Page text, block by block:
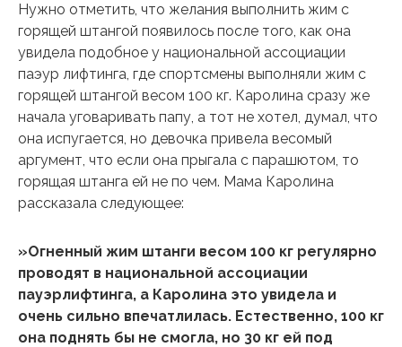
Нужно отметить, что желания выполнить жим с
горящей штангой появилось после того, как она
увидела подобное у национальной ассоциации
паэур лифтинга, где спортсмены выполняли жим с
горящей штангой весом 100 кг. Каролина сразу же
начала уговаривать папу, а тот не хотел, думал, что
она испугается, но девочка привела весомый
аргумент, что если она прыгала с парашютом, то
горящая штанга ей не по чем. Мама Каролина
рассказала следующее:
»Огненный жим штанги весом 100 кг регулярно
проводят в национальной ассоциации
пауэрлифтинга, а Каролина это увидела и
очень сильно впечатлилась. Естественно, 100 кг
она поднять бы не смогла, но 30 кг ей под